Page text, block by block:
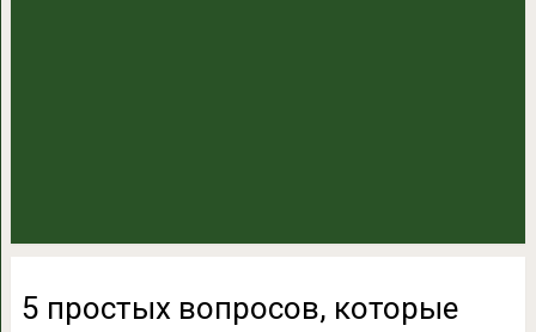
5 простых вопросов, которые